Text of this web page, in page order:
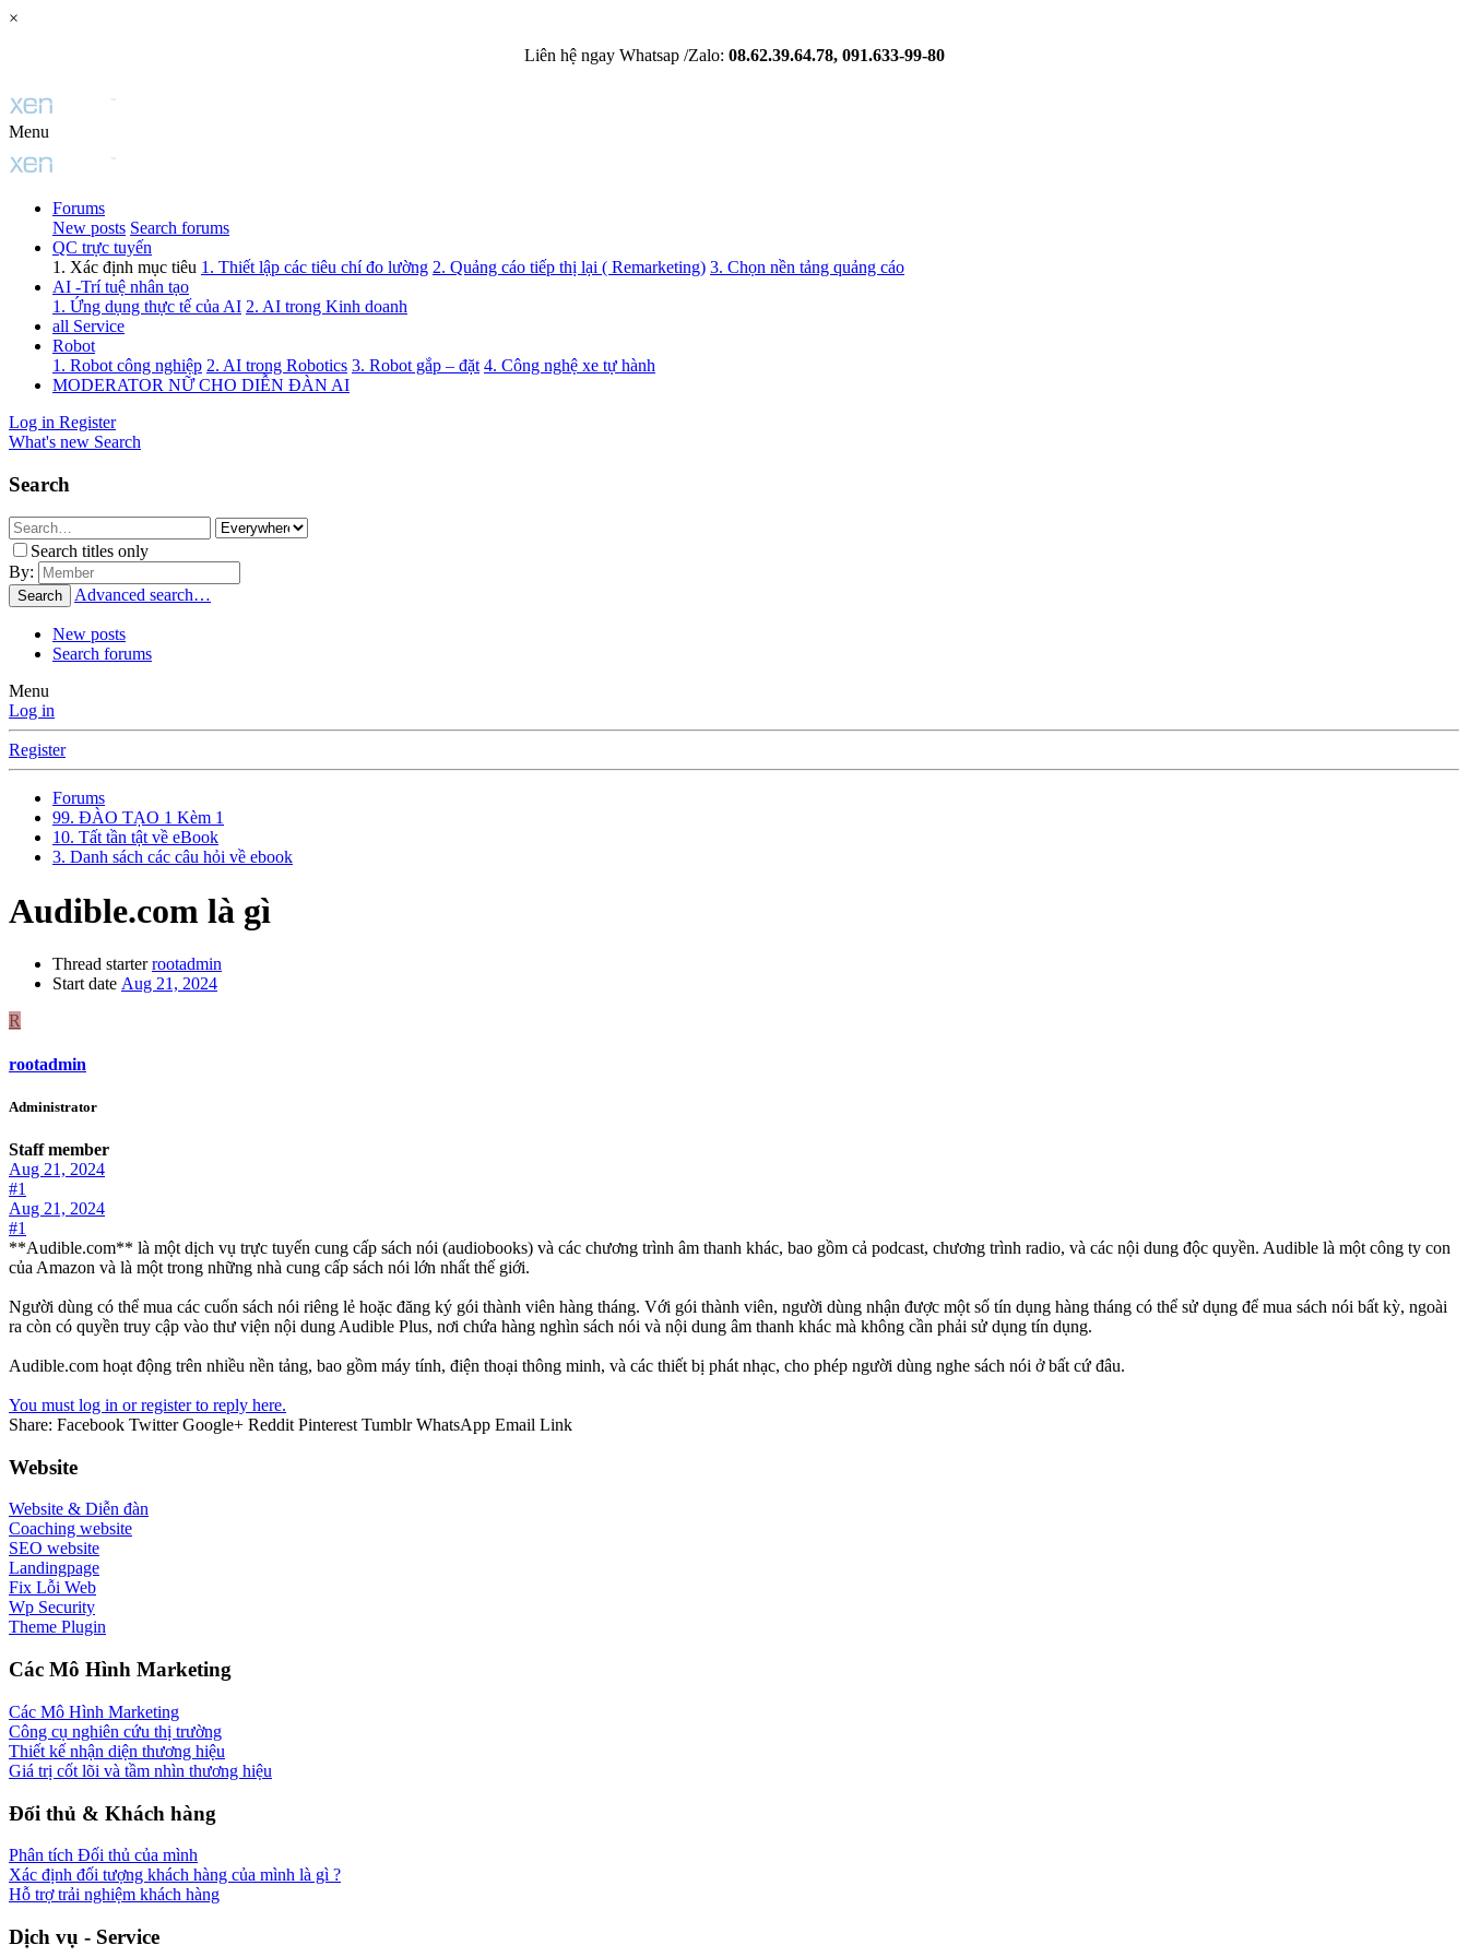
×
Liên hệ ngay Whatsap /Zalo: 08.62.39.64.78, 091.633-99-80
Menu
Forums
New posts Search forums
QC trực tuyến
1. Xác định mục tiêu 1. Thiết lập các tiêu chí đo lường 2. Quảng cáo tiếp thị lại ( Remarketing) 3. Chọn nền tảng quảng cáo
AI -Trí tuệ nhân tạo
1. Ứng dụng thực tế của AI 2. AI trong Kinh doanh
all Service
Robot
1. Robot công nghiệp 2. AI trong Robotics 3. Robot gắp – đặt 4. Công nghệ xe tự hành
MODERATOR NỮ CHO DIỄN ĐÀN AI
Log in Register
What's new Search
Search
Search titles only
By:
Search Advanced search…
New posts
Search forums
Menu
Log in
Register
Forums
99. ĐÀO TẠO 1 Kèm 1
10. Tất tần tật về eBook
3. Danh sách các câu hỏi về ebook
Audible.com là gì
Thread starter rootadmin
Start date Aug 21, 2024
R
rootadmin
Administrator
Staff member
Aug 21, 2024
#1
Aug 21, 2024
#1
**Audible.com** là một dịch vụ trực tuyến cung cấp sách nói (audiobooks) và các chương trình âm thanh khác, bao gồm cả podcast, chương trình radio, và các nội dung độc quyền. Audible là một công ty con
của Amazon và là một trong những nhà cung cấp sách nói lớn nhất thế giới.
Người dùng có thể mua các cuốn sách nói riêng lẻ hoặc đăng ký gói thành viên hàng tháng. Với gói thành viên, người dùng nhận được một số tín dụng hàng tháng có thể sử dụng để mua sách nói bất kỳ, ngoài
ra còn có quyền truy cập vào thư viện nội dung Audible Plus, nơi chứa hàng nghìn sách nói và nội dung âm thanh khác mà không cần phải sử dụng tín dụng.
Audible.com hoạt động trên nhiều nền tảng, bao gồm máy tính, điện thoại thông minh, và các thiết bị phát nhạc, cho phép người dùng nghe sách nói ở bất cứ đâu.
You must log in or register to reply here.
Share: Facebook Twitter Google+ Reddit Pinterest Tumblr WhatsApp Email Link
Website
Website & Diễn đàn
Coaching website
SEO website
Landingpage
Fix Lỗi Web
Wp Security
Theme Plugin
Các Mô Hình Marketing
Các Mô Hình Marketing
Công cụ nghiên cứu thị trường
Thiết kế nhận diện thương hiệu
Giá trị cốt lõi và tầm nhìn thương hiệu
Đối thủ & Khách hàng
Phân tích Đối thủ của mình
Xác định đối tượng khách hàng của mình là gì ?
Hỗ trợ trải nghiệm khách hàng
Dịch vụ - Service